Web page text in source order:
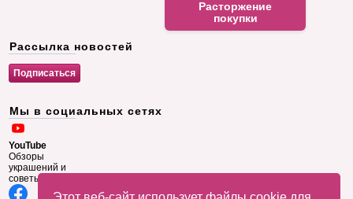
Расторжение
покупки
Рассылка новостей
Мы в социальных сетях
YouTube
Обзоры
украшений и
советы